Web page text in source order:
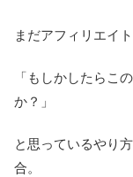
まだアフィリエイ
「もしかしたらこ
か？」
と思っているやり
合。